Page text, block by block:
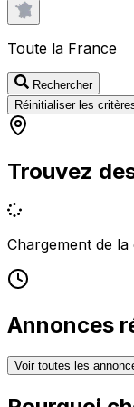
Toute la France
Rechercher
Réinitialiser les
Trouvez
Chargement de la
Annonces
Voir toutes les